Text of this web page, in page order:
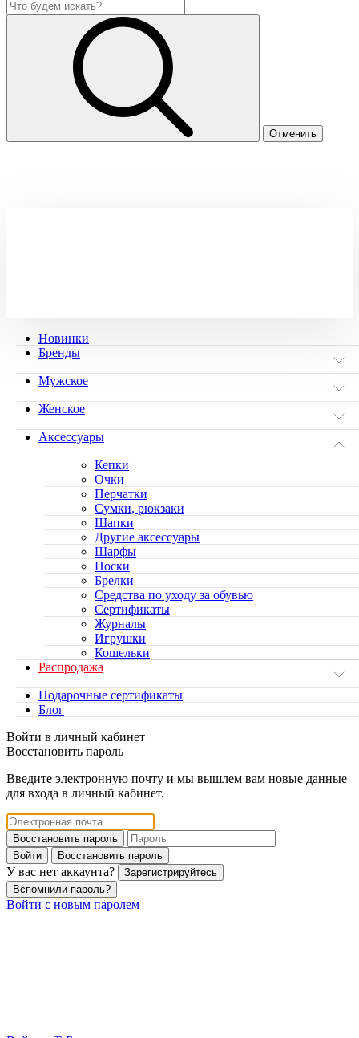
Новинки
Бренды
Мужское
Женское
Аксессуары
Кепки
Очки
Перчатки
Сумки, рюкзаки
Шапки
Другие аксессуары
Шарфы
Носки
Брелки
Средства по уходу за обувью
Сертификаты
Журналы
Игрушки
Кошельки
Распродажа
Подарочные сертификаты
Блог
Войти в личный кабинет
Восстановить пароль
Введите электронную почту и мы вышлем вам новые данные
для входа в личный кабинет.
Восстановить пароль
Войти
Восстановить пароль
У вас нет аккаунта?
Зарегистрируйтесь
Вспомнили пароль?
Войти с новым паролем